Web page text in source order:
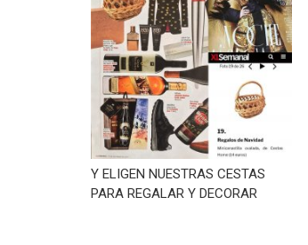
Y ELIGEN NUESTRAS CESTAS
PARA REGALAR Y DECORAR